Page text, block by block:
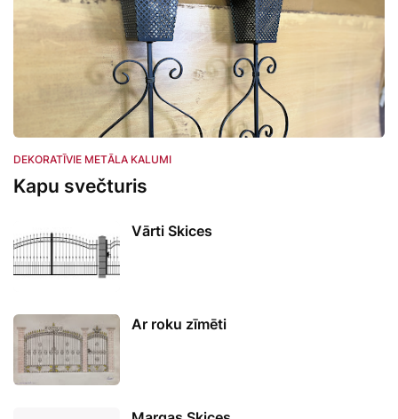
DEKORATĪVIE METĀLA KALUMI
Kapu svečturis
Vārti Skices
Ar roku zīmēti